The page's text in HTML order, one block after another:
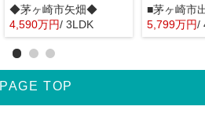
◆茅ヶ崎市矢畑◆
4,590万円/ 3LDK
■茅ヶ崎市
5,799万円/
PAGE TOP